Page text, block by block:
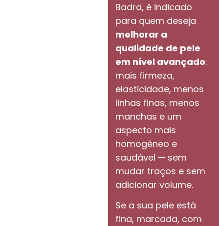
Badra, é indicado
para quem deseja
melhorar a
qualidade de pele
em nível avançado:
mais firmeza,
elasticidade, menos
linhas finas, menos
manchas e um
aspecto mais
homogêneo e
saudável — sem
mudar traços e sem
adicionar volume.
Se a sua pele está
fina, marcada, com